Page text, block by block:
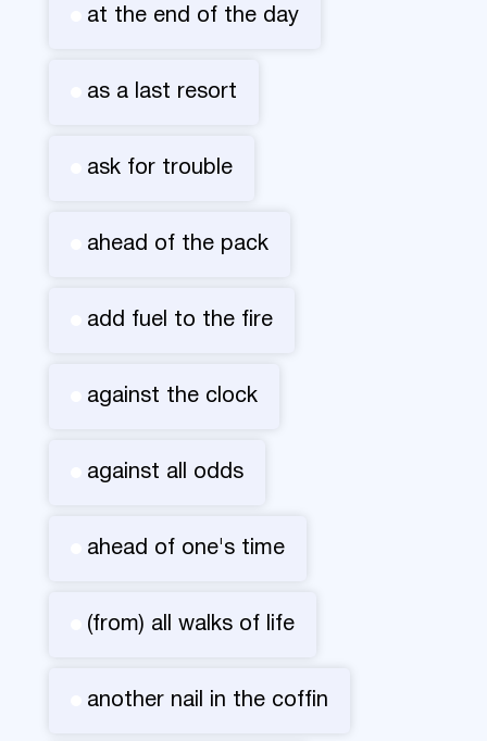
at the end of the day
as a last resort
ask for trouble
ahead of the pack
add fuel to the fire
against the clock
against all odds
ahead of one's time
(from) all walks of life
another nail in the coffin